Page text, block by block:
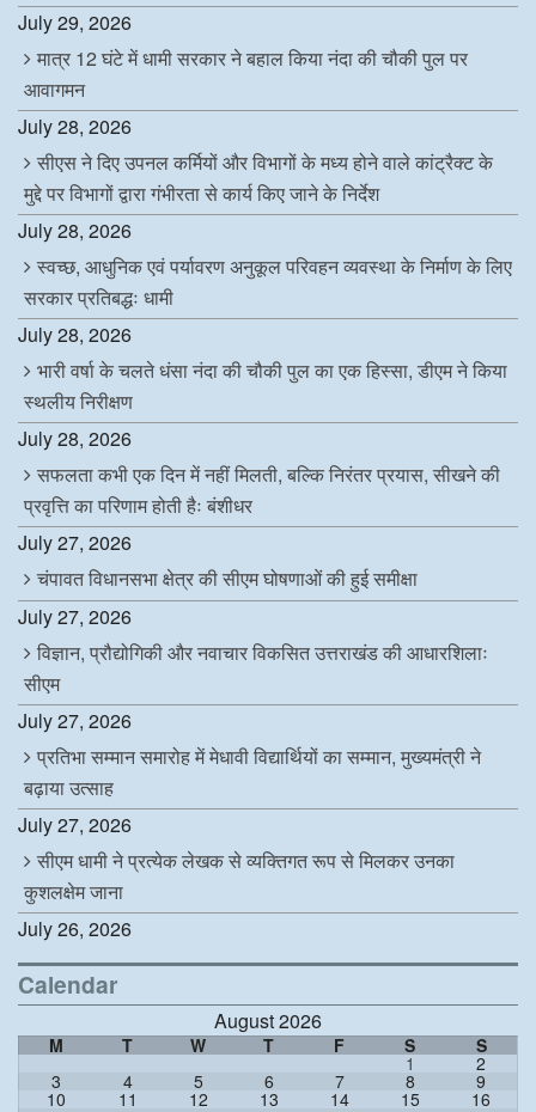
July 29, 2026
मात्र 12 घंटे में धामी सरकार ने बहाल किया नंदा की चौकी पुल पर
आवागमन
July 28, 2026
सीएस ने दिए उपनल कर्मियों और विभागों के मध्य होने वाले कांट्रैक्ट के
मुद्दे पर विभागों द्वारा गंभीरता से कार्य किए जाने के निर्देश
July 28, 2026
स्वच्छ, आधुनिक एवं पर्यावरण अनुकूल परिवहन व्यवस्था के निर्माण के लिए
सरकार प्रतिबद्धः धामी
July 28, 2026
भारी वर्षा के चलते धंसा नंदा की चौकी पुल का एक हिस्सा, डीएम ने किया
स्थलीय निरीक्षण
July 28, 2026
सफलता कभी एक दिन में नहीं मिलती, बल्कि निरंतर प्रयास, सीखने की
प्रवृत्ति का परिणाम होती हैः बंशीधर
July 27, 2026
चंपावत विधानसभा क्षेत्र की सीएम घोषणाओं की हुई समीक्षा
July 27, 2026
विज्ञान, प्रौद्योगिकी और नवाचार विकसित उत्तराखंड की आधारशिलाः
सीएम
July 27, 2026
प्रतिभा सम्मान समारोह में मेधावी विद्यार्थियों का सम्मान, मुख्यमंत्री ने
बढ़ाया उत्साह
July 27, 2026
सीएम धामी ने प्रत्येक लेखक से व्यक्तिगत रूप से मिलकर उनका
कुशलक्षेम जाना
July 26, 2026
Calendar
August 2026
M T W T F S S
1 2
3 4 5 6 7 8 9
10 11 12 13 14 15 16